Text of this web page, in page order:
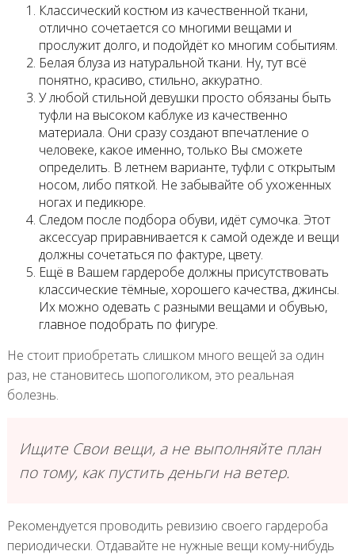
Классический костюм из качественной ткани,
отлично сочетается со многими вещами и
прослужит долго, и подойдёт ко многим событиям.
Белая блуза из натуральной ткани. Ну, тут всё
понятно, красиво, стильно, аккуратно.
У любой стильной девушки просто обязаны быть
туфли на высоком каблуке из качественно
материала. Они сразу создают впечатление о
человеке, какое именно, только Вы сможете
определить. В летнем варианте, туфли с открытым
носом, либо пяткой. Не забывайте об ухоженных
ногах и педикюре.
Следом после подбора обуви, идёт сумочка. Этот
аксессуар приравнивается к самой одежде и вещи
должны сочетаться по фактуре, цвету.
Ещё в Вашем гардеробе должны присутствовать
классические тёмные, хорошего качества, джинсы.
Их можно одевать с разными вещами и обувью,
главное подобрать по фигуре.
Не стоит приобретать слишком много вещей за один
раз, не становитесь шопоголиком, это реальная
болезнь.
Ищите Свои вещи, а не выполняйте план
по тому, как пустить деньги на ветер.
Рекомендуется проводить ревизию своего гардероба
периодически. Отдавайте не нужные вещи кому-нибудь